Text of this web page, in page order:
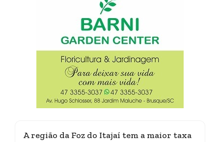
A região da Foz do Itajaí tem a maior taxa